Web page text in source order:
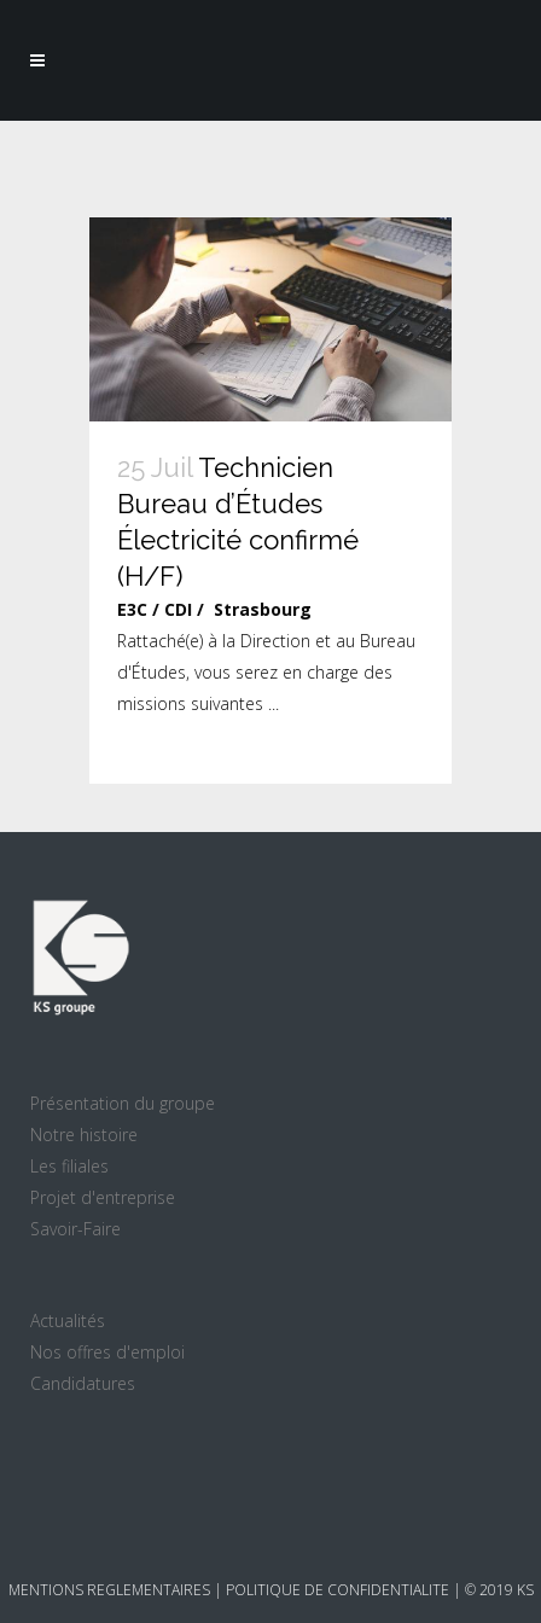
25 Juil Technicien
Bureau d’Études
Électricité confirmé
(H/F)
E3C / CDI / Strasbourg
Rattaché(e) à la Direction et au Bureau
d'Études, vous serez en charge des
missions suivantes ...
Présentation du groupe
Notre histoire
Les filiales
Projet d'entreprise
Savoir-Faire
Actualités
Nos offres d'emploi
Candidatures
MENTIONS REGLEMENTAIRES| POLITIQUE DE CONFIDENTIALITE | © 2019 KS